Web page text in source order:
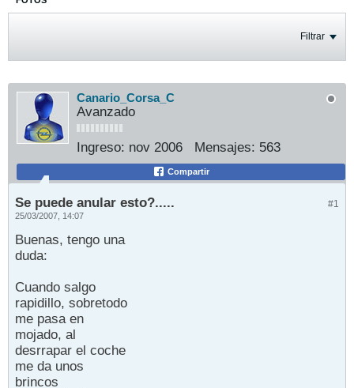
Filtrar
Canario_Corsa_C
Avanzado
Ingreso: nov 2006 Mensajes: 563
Compartir
#1
Se puede anular esto?.....
25/03/2007, 14:07
Buenas, tengo una
duda:
Cuando salgo
rapidillo, sobretodo
me pasa en
mojado, al
desrrapar el coche
me da unos
brincos